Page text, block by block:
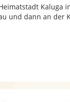
Kaluga
und dann an der